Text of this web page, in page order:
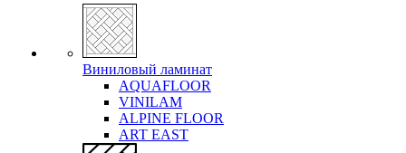
Виниловый ламинат
AQUAFLOOR
VINILAM
ALPINE FLOOR
ART EAST